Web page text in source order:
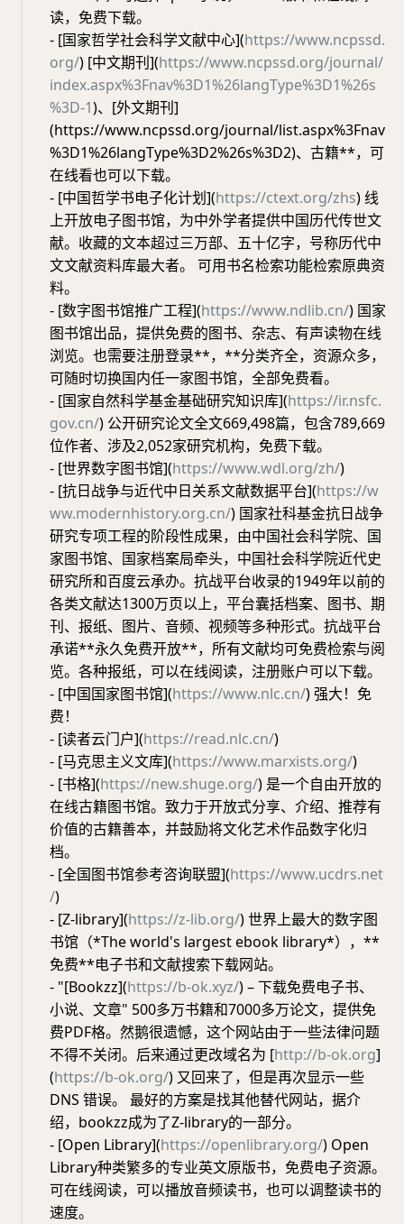
读，免费下载。
- [国家哲学社会科学文献中心](https://www.ncpssd.
org/) [中文期刊](https://www.ncpssd.org/journal/
index.aspx%3Fnav%3D1%26langType%3D1%26s
%3D-1)、[外文期刊]
(https://www.ncpssd.org/journal/list.aspx%3Fnav
%3D1%26langType%3D2%26s%3D2)、古籍**，可
在线看也可以下载。
- [中国哲学书电子化计划](https://ctext.org/zhs) 线
上开放电子图书馆，为中外学者提供中国历代传世文
献。收藏的文本超过三万部、五十亿字，号称历代中
文文献资料库最大者。 可用书名检索功能检索原典资
料。
- [数字图书馆推广工程](https://www.ndlib.cn/) 国家
图书馆出品，提供免费的图书、杂志、有声读物在线
浏览。也需要注册登录**，**分类齐全，资源众多，
可随时切换国内任一家图书馆，全部免费看。
- [国家自然科学基金基础研究知识库](https://ir.nsfc.
gov.cn/) 公开研究论文全文669,498篇，包含789,669
位作者、涉及2,052家研究机构，免费下载。
- [世界数字图书馆](https://www.wdl.org/zh/)
- [抗日战争与近代中日关系文献数据平台](https://w
ww.modernhistory.org.cn/) 国家社科基金抗日战争
研究专项工程的阶段性成果，由中国社会科学院、国
家图书馆、国家档案局牵头，中国社会科学院近代史
研究所和百度云承办。抗战平台收录的1949年以前的
各类文献达1300万页以上，平台囊括档案、图书、期
刊、报纸、图片、音频、视频等多种形式。抗战平台
承诺**永久免费开放**，所有文献均可免费检索与阅
览。各种报纸，可以在线阅读，注册账户可以下载。
- [中国国家图书馆](https://www.nlc.cn/) 强大！免
费！
- [读者云门户](https://read.nlc.cn/)
- [马克思主义文库](https://www.marxists.org/)
- [书格](https://new.shuge.org/) 是一个自由开放的
在线古籍图书馆。致力于开放式分享、介绍、推荐有
价值的古籍善本，并鼓励将文化艺术作品数字化归
档。
- [全国图书馆参考咨询联盟](https://www.ucdrs.net
/)
- [Z-library](https://z-lib.org/) 世界上最大的数字图
书馆（*The world's largest ebook library*），**
免费**电子书和文献搜索下载网站。
- "[Bookzz](https://b-ok.xyz/) – 下载免费电子书、
小说、文章" 500多万书籍和7000多万论文，提供免
费PDF格。然鹅很遗憾，这个网站由于一些法律问题
不得不关闭。后来通过更改域名为 [http://b-ok.org]
(https://b-ok.org/) 又回来了，但是再次显示一些
DNS 错误。 最好的方案是找其他替代网站，据介
绍，bookzz成为了Z-library的一部分。
- [Open Library](https://openlibrary.org/) Open
Library种类繁多的专业英文原版书，免费电子资源。
可在线阅读，可以播放音频读书，也可以调整读书的
速度。